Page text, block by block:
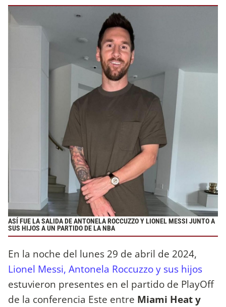
ASÍ FUE LA SALIDA DE ANTONELA ROCCUZZO Y LIONEL MESSI JUNTO A
SUS HIJOS A UN PARTIDO DE LA NBA
En la noche del lunes 29 de abril de 2024,
Lionel Messi, Antonela Roccuzzo y sus hijos
estuvieron presentes en el partido de PlayOff
de la conferencia Este entre Miami Heat y